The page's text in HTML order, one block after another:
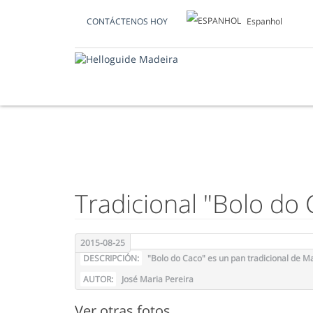
CONTÁCTENOS HOY Espanhol
Tradicional "Bolo do
2015-08-25
DESCRIPCIÓN:
"Bolo do Caco" es un pan tradicional de
AUTOR:
José Maria Pereira